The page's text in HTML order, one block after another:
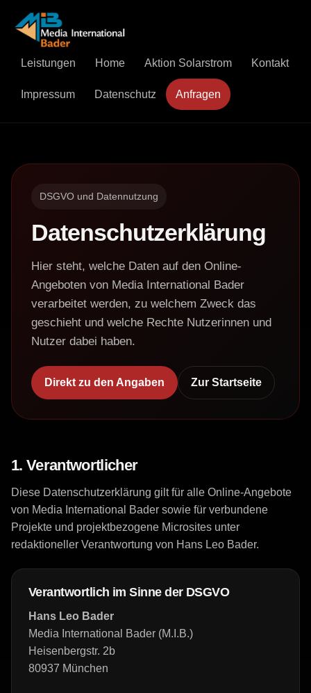
Leistungen Home Aktion Solarstrom Kontakt
Impressum Datenschutz Anfragen
DSGVO und Datennutzung
Datenschutzerklärung
Hier steht, welche Daten auf den Online-
Angeboten von Media International Bader
verarbeitet werden, zu welchem Zweck das
geschieht und welche Rechte Nutzerinnen und
Nutzer dabei haben.
Direkt zu den Angaben Zur Startseite
1. Verantwortlicher
Diese Datenschutzerklärung gilt für alle Online-Angebote
von Media International Bader sowie für verbundene
Projekte und projektbezogene Microsites unter
redaktioneller Verantwortung von Hans Leo Bader.
Verantwortlich im Sinne der DSGVO
Hans Leo Bader
Media International Bader (M.I.B.)
Heisenbergstr. 2b
80937 München